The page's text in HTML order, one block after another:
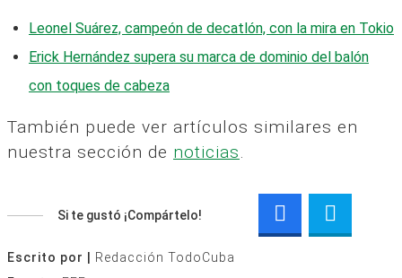
Leonel Suárez, campeón de decatlón, con la mira en Tokio
Erick Hernández supera su marca de dominio del balón
con toques de cabeza
También puede ver artículos similares en
nuestra sección de noticias.
Si te gustó ¡Compártelo!
Escrito por |
Redacción TodoCuba